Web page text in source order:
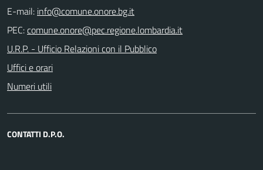
E-mail:
PEC:
U.R.P. - Ufficio Relazioni con il Pubblico
Uffici e orari
Numeri utili
CONTATTI D.P.O.